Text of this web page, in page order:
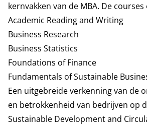
kernvakken van de MBA. De
Academic Reading and Writing
Business Research
Business Statistics
Foundations of Finance
Fundamentals of Sustainable
Een uitgebreide verkenning van de
en betrokkenheid van bedrijven op
Sustainable Development and